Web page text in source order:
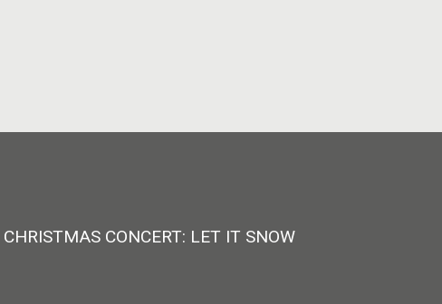
CONCERT: LET IT SNOW